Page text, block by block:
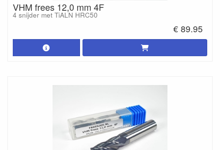
VHM frees 12,0 mm 4F
4 snijder met TiALN HRC50
€ 89.95